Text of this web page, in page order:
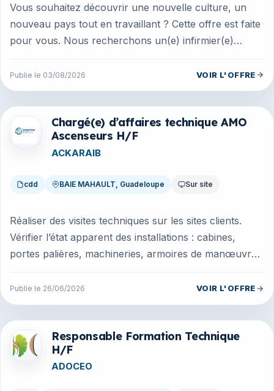
Vous souhaitez découvrir une nouvelle culture, un
nouveau pays tout en travaillant ? Cette offre est faite
pour vous. Nous recherchons un(e) infirmier(e)
Publie le 03/08/2026 VOIR L'OFFRE
Chargé(e) d’affaires technique AMO
Ascenseurs H/F
ACKARAIB
cdd BAIE MAHAULT, Guadeloupe Sur site
Réaliser des visites techniques sur les sites clients.
Vérifier l’état apparent des installations : cabines,
portes palières, machineries, armoires de manœuvre,
Publie le 26/06/2026 VOIR L'OFFRE
Offres en Guadeloupe
Responsable Formation Technique
H/F
ADOCEO
Offres en Nouvelle-Caledonie